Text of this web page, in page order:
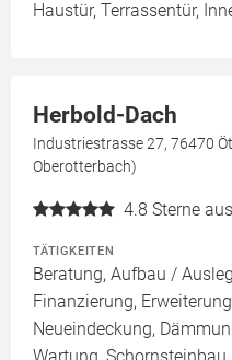
Haustür, Terrassentür,
Herbold-Dach
Industriestrasse 27, 76470
Oberotterbach)
4.8 Sterne
TÄTIGKEITEN
Beratung, Aufbau /
Finanzierung,
Neueindeckung,